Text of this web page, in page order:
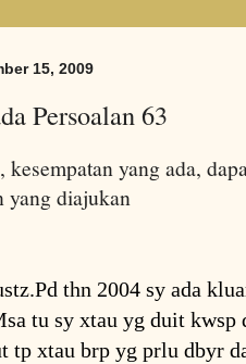
15, 2009
Persoalan 63
yang ada,
yang diajukan
thn 2004 sy ada
tu sy xtau yg duit kwsp
tp xtau brp yg prlu dbyr